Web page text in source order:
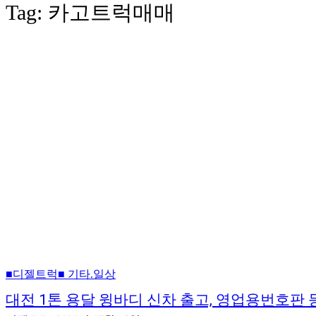
Tag: 카고트럭매매
■디젤트럭■ 기타.일상
대전 1톤 용달 윙바디 신차 출고, 영업용번호판